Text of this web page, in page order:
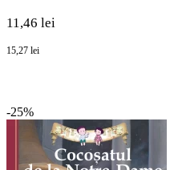
11,46 lei
15,27 lei
-25%